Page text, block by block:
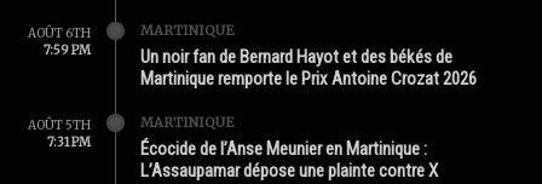
AOÛT 6TH
7:59 PM
MARTINIQUE
Un noir fan de Bernard Hayot et des békés de
Martinique remporte le Prix Antoine Crozat 2026
AOÛT 5TH
7:31 PM
MARTINIQUE
Écocide de l’Anse Meunier en Martinique :
L’Assaupamar dépose une plainte contre X